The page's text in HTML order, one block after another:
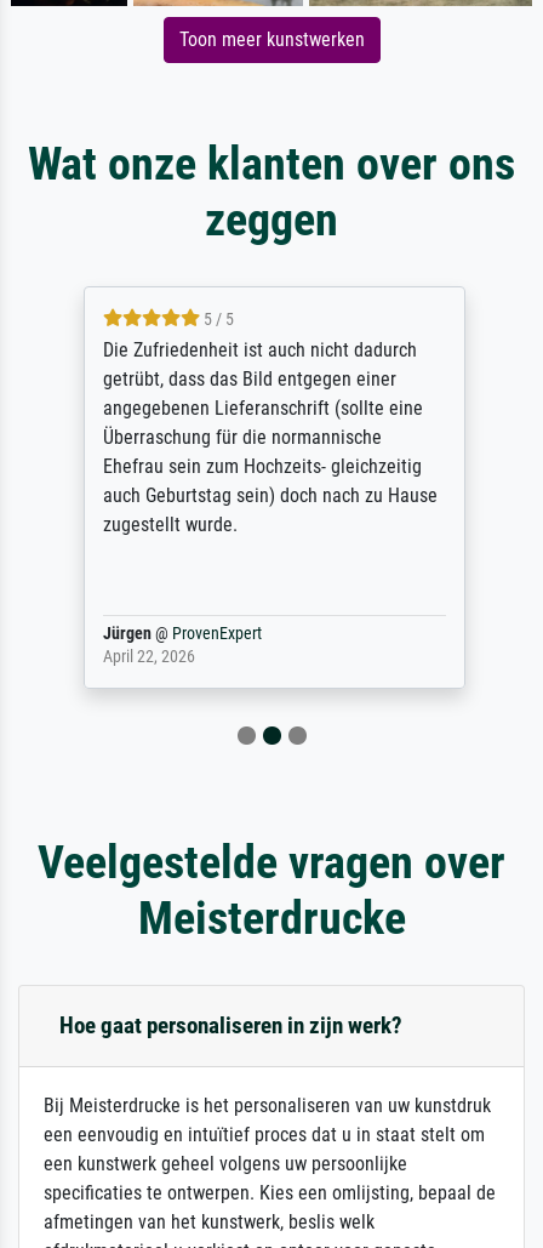
Toon meer kunstwerken
Wat onze klanten over ons
zeggen
5 / 5
Die Zufriedenheit ist auch nicht dadurch
getrübt, dass das Bild entgegen einer
angegebenen Lieferanschrift (sollte eine
Überraschung für die normannische
Ehefrau sein zum Hochzeits- gleichzeitig
auch Geburtstag sein) doch nach zu Hause
zugestellt wurde.
Jürgen@ ProvenExpert
April 22, 2026
Veelgestelde vragen over
Meisterdrucke
Hoe gaat personaliseren in zijn werk?
Bij Meisterdrucke is het personaliseren van uw kunstdruk
een eenvoudig en intuïtief proces dat u in staat stelt om
een kunstwerk geheel volgens uw persoonlijke
specificaties te ontwerpen. Kies een omlijsting, bepaal de
afmetingen van het kunstwerk, beslis welk